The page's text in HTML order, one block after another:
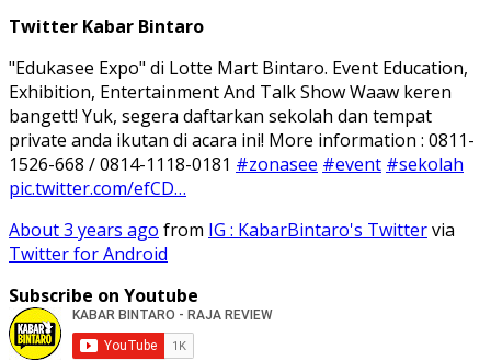
Twitter Kabar Bintaro
"Edukasee Expo" di Lotte Mart Bintaro. Event Education,
Exhibition, Entertainment And Talk Show Waaw keren
bangett! Yuk, segera daftarkan sekolah dan tempat
private anda ikutan di acara ini! More information : 0811-
1526-668 / 0814-1118-0181 #zonasee #event #sekolah
pic.twitter.com/efCD…
About 3 years ago from IG : KabarBintaro's Twittervia
Twitter for Android
Subscribe on Youtube